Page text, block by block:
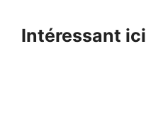
contentIntéressant ici